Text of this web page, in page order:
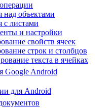
над объектами
с листами
и настройки
свойств ячеек
строк и столбцов
текста в ячейках
Google Android
для Android